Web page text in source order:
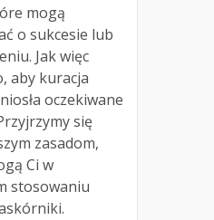
mogą
o sukcesie lub
Jak więc
aby kuracja
oczekiwane
się
zasadom,
Ci w
stosowaniu